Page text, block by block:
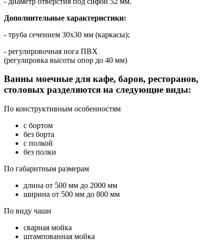
Дополнительные характеристики:
- труба сечением 30х30 мм (каркасы);
- регулировочная нога ПВХ
(регулировка высоты опор до 40 мм)
Ванны моечные для кафе, баров, ресторанов,
столовых разделяются на следующие виды:
По конструктивным особенностям
с бортом
без борта
с полкой
без полки
По габаритным размерам
длина от 500 мм до 2000 мм
ширина от 500 мм до 800 мм
По виду чаши
сварная мойка
штампованная мойка